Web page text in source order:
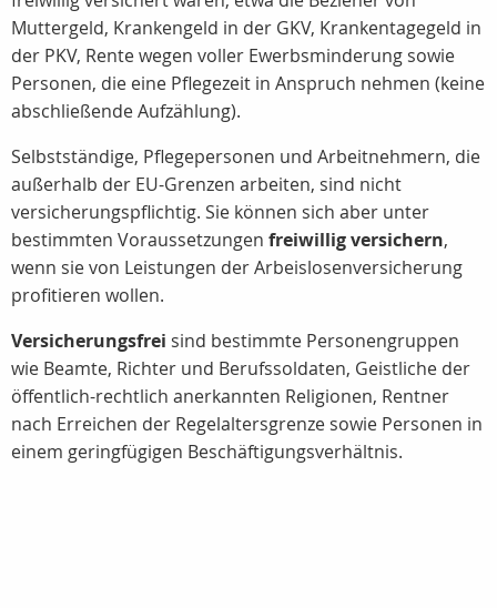
Muttergeld, Krankengeld in der GKV, Krankentagegeld in
der PKV, Rente wegen voller Ewerbsminderung sowie
Personen, die eine Pflegezeit in Anspruch nehmen (keine
abschließende Aufzählung).
Selbstständige, Pflegepersonen und Arbeitnehmern, die
außerhalb der EU-Grenzen arbeiten, sind nicht
versicherungspflichtig. Sie können sich aber unter
bestimmten Voraussetzungen freiwillig versichern,
wenn sie von Leistungen der Arbeislosenversicherung
profitieren wollen.
Versicherungsfrei sind bestimmte Personengruppen
wie Beamte, Richter und Berufssoldaten, Geistliche der
öffentlich-rechtlich anerkannten Religionen, Rentner
nach Erreichen der Regelaltersgrenze sowie Personen in
einem geringfügigen Beschäftigungsverhältnis.